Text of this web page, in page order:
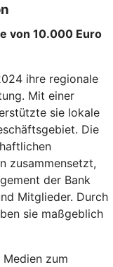
von 10.000 Euro
ihre regionale
Mit einer
sie lokale
Die
zusammensetzt,
der Bank
Mitglieder. Durch
sie maßgeblich
zum